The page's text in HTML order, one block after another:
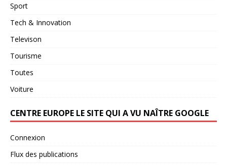
Sport
Tech & Innovation
Televison
Tourisme
Toutes
Voiture
CENTRE EUROPE LE SITE QUI A VU NAÎTRE GOOGLE
Connexion
Flux des publications